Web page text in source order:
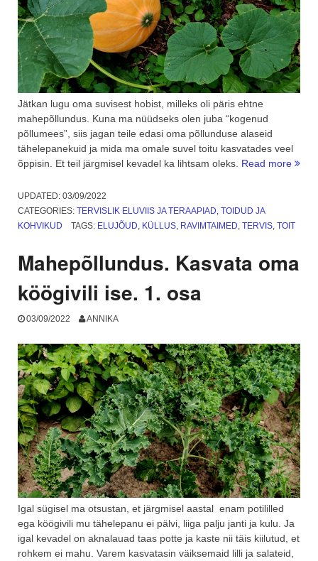
Jätkan lugu oma suvisest hobist, milleks oli päris ehtne
mahepõllundus. Kuna ma nüüdseks olen juba “kogenud
põllumees”, siis jagan teile edasi oma põllunduse alaseid
tähelepanekuid ja mida ma omale suvel toitu kasvatades veel
õppisin. Et teil järgmisel kevadel ka lihtsam oleks. Read more
osa”
UPDATED: 03/09/2022
CATEGORIES: TERVISLIK ELUVIIS JA TERAAPIAD, TOIDUD JA
KOHVIKUD
TAGS: ELUJÕUD, KÜLLUS, RAVIMTAIMED, TERVIS, TOIT
Mahepõllundus. Kasvata oma
köögivili ise. 1. osa
03/09/2022 ANNIKA
Igal sügisel ma otsustan, et järgmisel aastal enam potililled
ega köögivili mu tähelepanu ei pälvi, liiga palju janti ja kulu. Ja
igal kevadel on aknalauad taas potte ja kaste nii täis kiilutud, et
rohkem ei mahu. Varem kasvatasin väiksemaid lilli ja salateid,